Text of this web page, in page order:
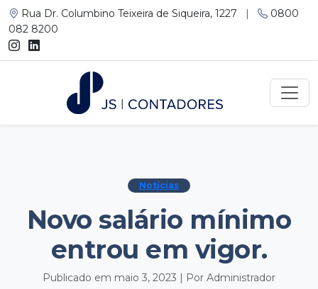
Rua Dr. Columbino Teixeira de Siqueira, 1227 |
0800
082 8200
Notícias
Novo salário mínimo
entrou em vigor.
Publicado em maio 3, 2023 | Por Administrador